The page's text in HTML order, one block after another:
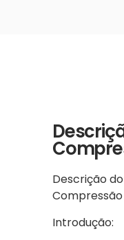
Descrição
Compressão
Introdução: